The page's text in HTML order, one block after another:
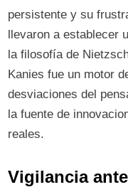
persistente y su
llevaron a establecer
la filosofía de
Kanies fue un motor
desviaciones del
la fuente de
reales.
Vigilancia